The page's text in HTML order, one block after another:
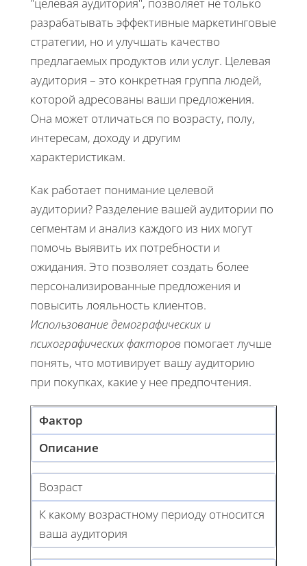
разрабатывать эффективные маркетинговые
стратегии, но и улучшать качество
предлагаемых продуктов или услуг. Целевая
аудитория – это конкретная группа людей,
которой адресованы ваши предложения.
Она может отличаться по возрасту, полу,
интересам, доходу и другим
характеристикам.
Как работает понимание целевой
аудитории? Разделение вашей аудитории по
сегментам и анализ каждого из них могут
помочь выявить их потребности и
ожидания. Это позволяет создать более
персонализированные предложения и
повысить лояльность клиентов.
Использование демографических и
психографических факторов помогает лучше
понять, что мотивирует вашу аудиторию
при покупках, какие у нее предпочтения.
Фактор
Описание
Возраст
К какому возрастному периоду относится
ваша аудитория